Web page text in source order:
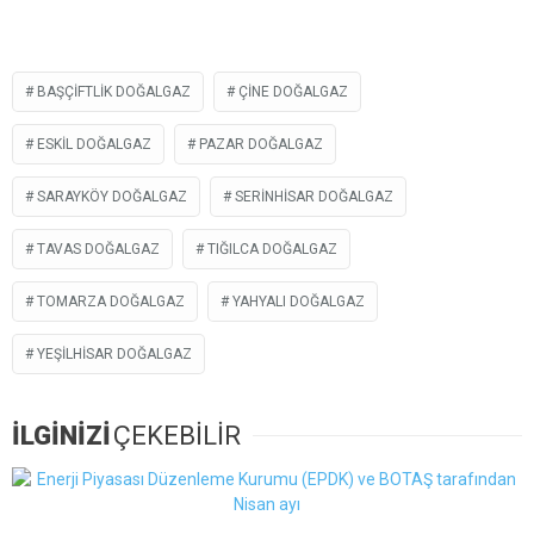
BAŞÇIFTLIK DOĞALGAZ ÇINE DOĞALGAZ
ESKIL DOĞALGAZ PAZAR DOĞALGAZ
SARAYKÖY DOĞALGAZ SERINHISAR DOĞALGAZ
TAVAS DOĞALGAZ TIĞILCA DOĞALGAZ
TOMARZA DOĞALGAZ YAHYALI DOĞALGAZ
YEŞILHISAR DOĞALGAZ
İLGİNİZİÇEKEBİLİR